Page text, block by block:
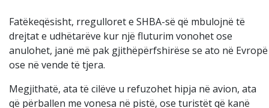
Fatëkeqësisht, rregulloret e SHBA-së që mbulojnë të
drejtat e udhëtarëve kur një fluturim vonohet ose
anulohet, janë më pak gjithëpërfshirëse se ato në Evropë
ose në vende të tjera.
Megjithatë, ata të cilëve u refuzohet hipja në avion, ata
që përballen me vonesa në pistë, ose turistët që kanë